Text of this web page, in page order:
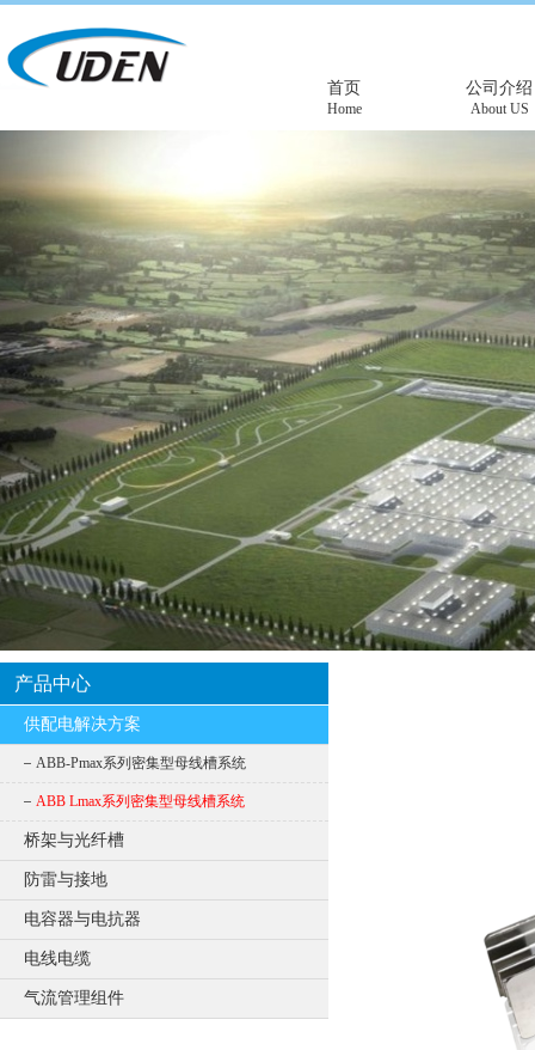
首页
Home
公司介绍
About US
产品中心
供配电解决方案
ABB-Pmax系列密集型母线槽系统
ABB Lmax系列密集型母线槽系统
桥架与光纤槽
防雷与接地
电容器与电抗器
电线电缆
气流管理组件